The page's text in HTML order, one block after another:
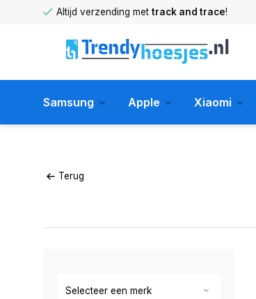
Altijd verzending met track and trace!
Samsung Apple Xiaomi
Terug